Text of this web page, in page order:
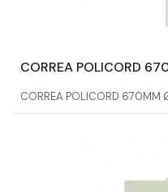
CORREA POLICORD
CORREA POLICORD 670MM